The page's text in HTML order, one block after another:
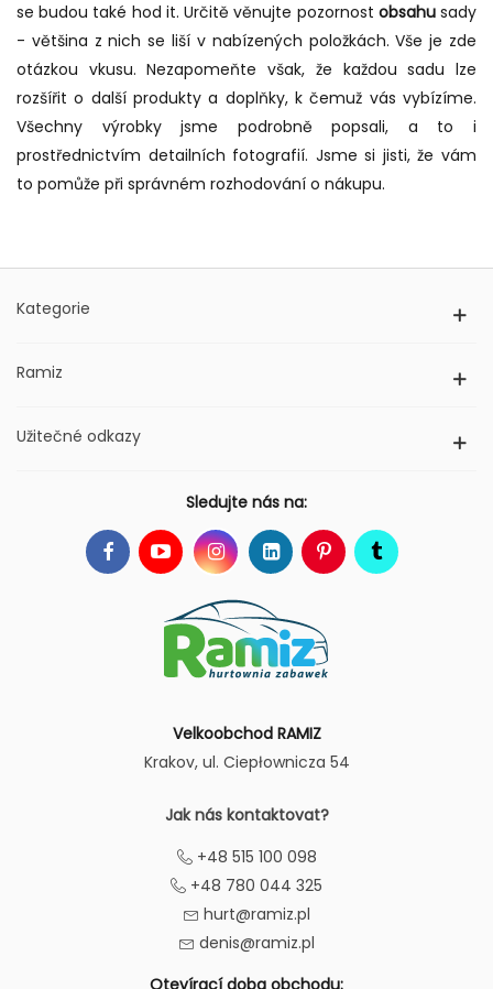
se budou také hod it. Určitě věnujte pozornost obsahusady
- většina z nich se liší v nabízených položkách. Vše je zde
otázkou vkusu. Nezapomeňte však, že každou sadu lze
rozšířit o další produkty a doplňky, k čemuž vás vybízíme.
Všechny výrobky jsme podrobně popsali, a to i
prostřednictvím detailních fotografií. Jsme si jisti, že vám
to pomůže při správném rozhodování o nákupu.
Kategorie
Ramiz
Užitečné odkazy
Sledujte nás na:
Velkoobchod RAMIZ
Krakov, ul. Ciepłownicza 54
Jak nás kontaktovat?
+48 515 100 098
+48 780 044 325
hurt@ramiz.pl
denis@ramiz.pl